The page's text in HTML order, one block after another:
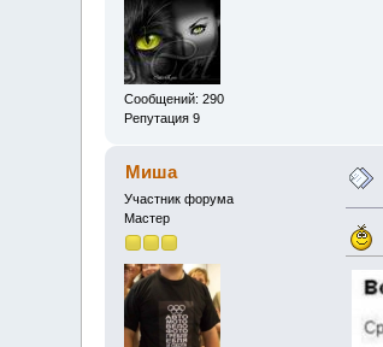
Сообщений: 290
Репутация 9
Миша
Участник форума
Мастер